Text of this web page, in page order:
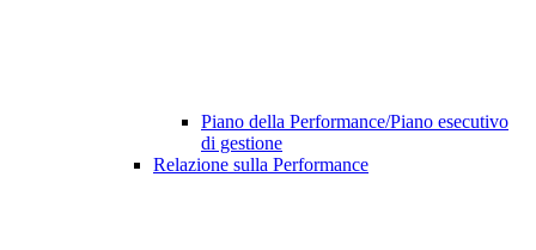
Piano della Performance/Piano esecutivo
di gestione
Relazione sulla Performance